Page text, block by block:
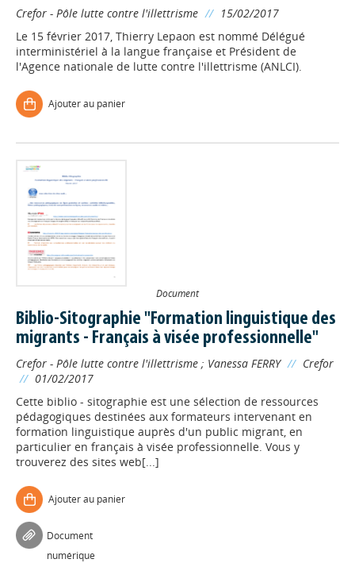
Crefor - Pôle lutte contre l'illettrisme // 15/02/2017
Le 15 février 2017, Thierry Lepaon est nommé Délégué
interministériel à la langue française et Président de
l'Agence nationale de lutte contre l'illettrisme (ANLCI).
Ajouter au panier
Document
Biblio-Sitographie "Formation linguistique des
migrants - Français à visée professionnelle"
Crefor - Pôle lutte contre l'illettrisme ; Vanessa FERRY // Crefor
// 01/02/2017
Cette biblio - sitographie est une sélection de ressources
pédagogiques destinées aux formateurs intervenant en
formation linguistique auprès d'un public migrant, en
particulier en français à visée professionnelle. Vous y
trouverez des sites web[...]
Ajouter au panier
Document
numérique